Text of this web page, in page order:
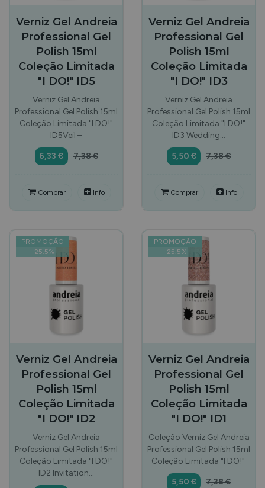
Verniz Gel Andreia
Professional Gel
Polish 15ml
Coleção Limitada
"I DO!" ID5
Verniz Gel Andreia
Professional Gel Polish 15ml
Coleção Limitada "I DO!"
ID5Veil –
6,33 € 7,38 €
Comprar Info
Verniz Gel Andreia
Professional Gel
Polish 15ml
Coleção Limitada
"I DO!" ID3
Verniz Gel Andreia
Professional Gel Polish 15ml
Coleção Limitada "I DO!"
ID3 Wedding…
5,50 € 7,38 €
Comprar Info
PROMOÇÃO
-25.5%
Verniz Gel Andreia
Professional Gel
Polish 15ml
Coleção Limitada
"I DO!" ID2
Verniz Gel Andreia
Professional Gel Polish 15ml
Coleção Limitada "I DO!"
ID2 Invitation…
PROMOÇÃO
-25.5%
Verniz Gel Andreia
Professional Gel
Polish 15ml
Coleção Limitada
"I DO!" ID1
Coleção Verniz Gel Andreia
Professional Gel Polish 15ml
Coleção Limitada "I DO!"
5,50 € 7,38 €